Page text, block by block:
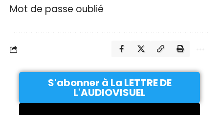
Mot de passe oublié
S'abonner à La LETTRE DE
L'AUDIOVISUEL